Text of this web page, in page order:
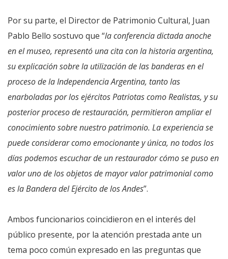
Por su parte, el Director de Patrimonio Cultural, Juan
Pablo Bello sostuvo que “la conferencia dictada anoche
en el museo, representó una cita con la historia argentina,
su explicación sobre la utilización de las banderas en el
proceso de la Independencia Argentina, tanto las
enarboladas por los ejércitos Patriotas como Realistas, y su
posterior proceso de restauración, permitieron ampliar el
conocimiento sobre nuestro patrimonio. La experiencia se
puede considerar como emocionante y única, no todos los
días podemos escuchar de un restaurador cómo se puso en
valor uno de los objetos de mayor valor patrimonial como
es la Bandera del Ejército de los Andes”.
Ambos funcionarios coincidieron en el interés del
público presente, por la atención prestada ante un
tema poco común expresado en las preguntas que